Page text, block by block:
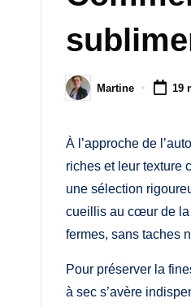
PostedMartine 19
À l’approche de
riches et leur texture
une sélection
cueillis au cœur de la
fermes, sans taches
Pour préserver la
à sec s’avère